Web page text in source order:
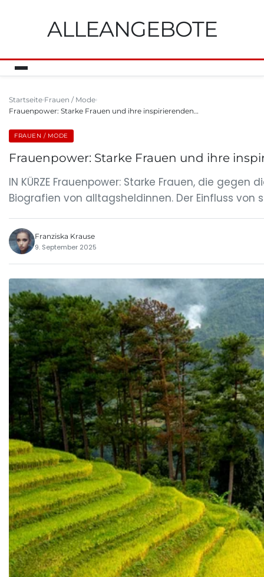
ALLEANGEBOTE
Startseite Frauen / Mode
Frauenpower: Starke Frauen und ihre inspirierenden…
FRAUEN / MODE
Frauenpower: Starke Frauen und ihre
IN KÜRZE Frauenpower: Starke Frauen, die
Biografien von alltagsheldinnen. Der Einfluss von
Franziska Krause
9. September 2025